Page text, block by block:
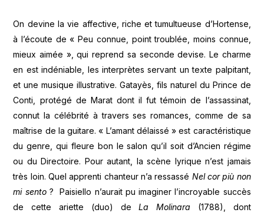
On devine la vie affective, riche et tumultueuse d’Hortense,
à l’écoute de « Peu connue, point troublée, moins connue,
mieux aimée », qui reprend sa seconde devise. Le charme
en est indéniable, les interprètes servant un texte palpitant,
et une musique illustrative. Gatayès, fils naturel du Prince de
Conti, protégé de Marat dont il fut témoin de l’assassinat,
connut la célébrité à travers ses romances, comme de sa
maîtrise de la guitare. « L’amant délaissé » est caractéristique
du genre, qui fleure bon le salon qu’il soit d’Ancien régime
ou du Directoire. Pour autant, la scène lyrique n’est jamais
très loin. Quel apprenti chanteur n’a ressassé Nel cor più non
mi sento? Paisiello n’aurait pu imaginer l’incroyable succès
de cette ariette (duo) deLa Molinara (1788), dont